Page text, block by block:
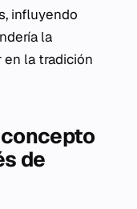
influyendo
la
en la tradición
de